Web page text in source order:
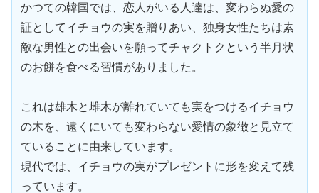
かつての韓国では、恋人がいる人達は、変わらぬ愛の
証としてイチョウの実を贈りあい、独身女性たちは素
敵な男性との出会いを願ってチャクトクという半月状
のお餅を食べる習慣がありました。
これは雄木と雌木が離れていても実をつけるイチョウ
の木を、遠くにいても変わらない愛情の象徴と見立て
ていることに由来しています。
現代では、イチョウの実がプレゼントに形を変えて残
っています。